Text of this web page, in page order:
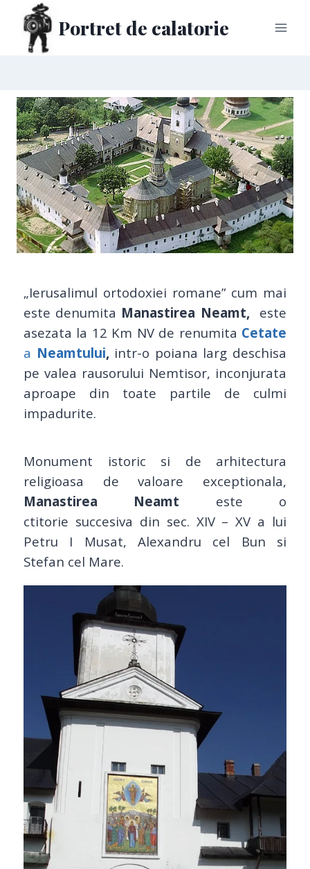
Portret de calatorie
„Ierusalimul ortodoxiei romane” cum mai
este denumita Manastirea Neamt, este
asezata la 12 Km NV de renumita Cetate
a Neamtului, intr-o poiana larg deschisa
pe valea rausorului Nemtisor, inconjurata
aproape din toate partile de culmi
impadurite.
Monument istoric si de arhitectura
religioasa de valoare exceptionala,
Manastirea Neamt este o
ctitorie succesiva din sec. XIV – XV a lui
Petru I Musat, Alexandru cel Bun si
Stefan cel Mare.